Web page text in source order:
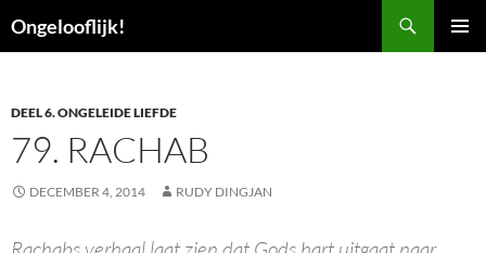
naar
Ongelooflijk!
DEEL 6. ONGELEIDE LIEFDE
79. RACHAB
DECEMBER 4, 2014 RUDY DINGJAN